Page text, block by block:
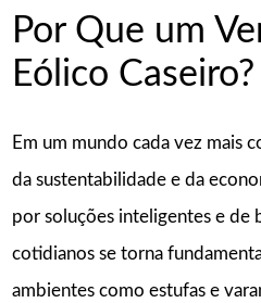
Por Que um
Eólico Caseiro?
Em um mundo cada vez mais
da sustentabilidade e da
por soluções inteligentes e de
cotidianos se torna
ambientes como estufas e